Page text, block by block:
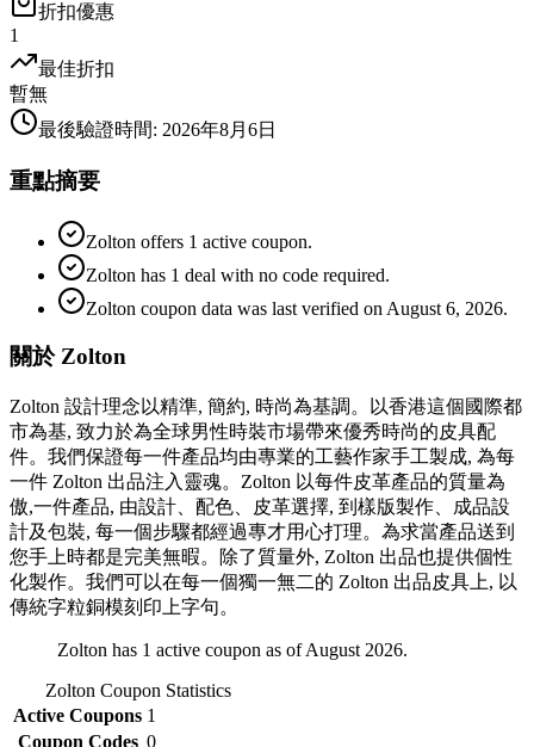
折扣優惠
1
最佳折扣
暫無
最後驗證時間: 2026年8月6日
重點摘要
Zolton offers 1 active coupon.
Zolton has 1 deal with no code required.
Zolton coupon data was last verified on August 6, 2026.
關於 Zolton
Zolton 設計理念以精準, 簡約, 時尚為基調。以香港這個國際都
市為基, 致力於為全球男性時裝市場帶來優秀時尚的皮具配
件。我們保證每一件產品均由專業的工藝作家手工製成, 為每
一件 Zolton 出品注入靈魂。Zolton 以每件皮革產品的質量為
傲,一件產品, 由設計、配色、皮革選擇, 到樣版製作、成品設
計及包裝, 每一個步驟都經過專才用心打理。為求當產品送到
您手上時都是完美無暇。除了質量外, Zolton 出品也提供個性
化製作。我們可以在每一個獨一無二的 Zolton 出品皮具上, 以
傳統字粒銅模刻印上字句。
Zolton has 1 active coupon as of August 2026.
Zolton Coupon Statistics
Active Coupons 1
Coupon Codes 0